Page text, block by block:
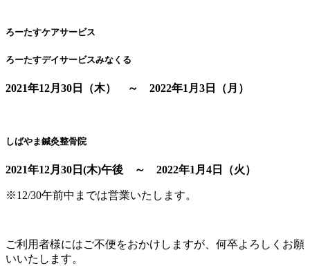
ろーたすケアサービス
ろーたすデイサービスみなくる
2021年12月30日（木） ～ 2022年1月3日（月）
しばやま鍼灸整骨院
2021年12月30日(木)午後 ～ 2022年1月4日（火）
※12/30午前中までは営業いたします。
ご利用者様にはご不便をおかけしますが、何卒よろしくお願
いいたします。